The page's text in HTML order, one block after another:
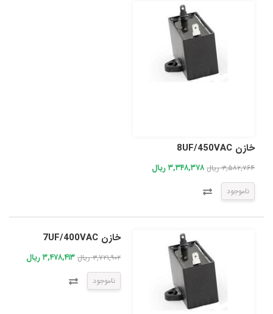
خازن 8UF/450VAC
۳,۵۸۲,۷۶۴ ریال ۳,۳۴۸,۳۷۸ ریال
ناموجود
خازن 7UF/400VAC
۳,۷۲۱,۹۰۲ ریال ۳,۴۷۸,۴۱۳ ریال
ناموجود